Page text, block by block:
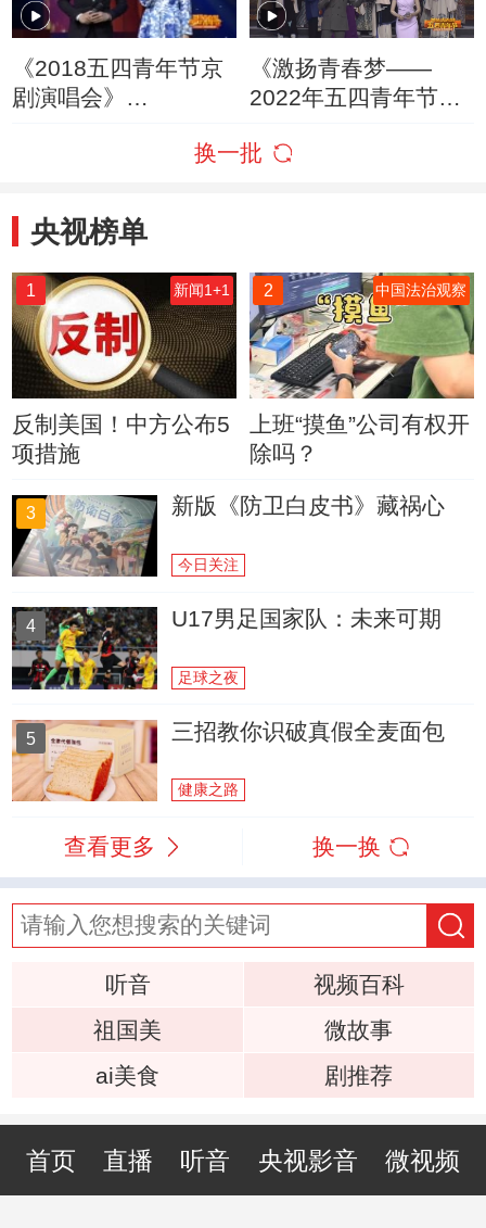
《2018五四青年节京
剧演唱会》
《激扬青春梦——
2022年五四青年节京
20220504
换一批
央视榜单
1 新闻1+1
反制美国！中方公布5
项措施
2 中国法治观察
上班“摸鱼”公司有权开
除吗？
3 新版《防卫白皮书》藏祸心
今日关注
4 U17男足国家队：未来可期
足球之夜
5 三招教你识破真假全麦面包
健康之路
查看更多 换一换
听音
视频百科
祖国美
微故事
ai美食
剧推荐
首页 直播 听音 央视影音 微视频